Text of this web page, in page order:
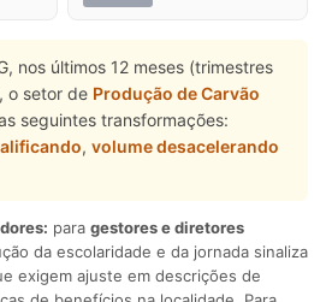
nos últimos 12 meses (trimestres
o setor de Produção de Carvão
seguintes transformações:
, volume desacelerando
para gestores e diretores
da escolaridade e da jornada sinaliza
exigem ajuste em descrições de